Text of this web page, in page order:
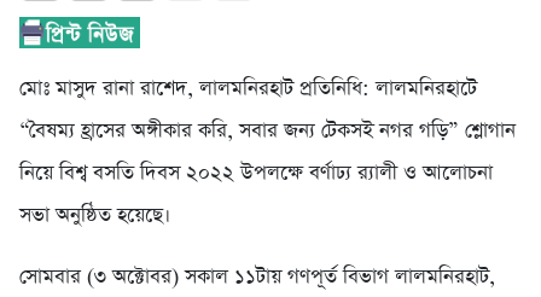
মোঃ মাসুদ রানা রাশেদ, লালমনিরহাট প্রতিনিধি: লালমনিরহাটে
“বৈষম্য হ্রাসের অঙ্গীকার করি, সবার জন্য টেকসই নগর গড়ি” শ্লোগান
নিয়ে বিশ্ব বসতি দিবস ২০২২ উপলক্ষে বর্ণাঢ্য র‌্যালী ও আলোচনা
সভা অনুষ্ঠিত হয়েছে।
সোমবার (৩ অক্টোবর) সকাল ১১টায় গণপূর্ত বিভাগ লালমনিরহাট,